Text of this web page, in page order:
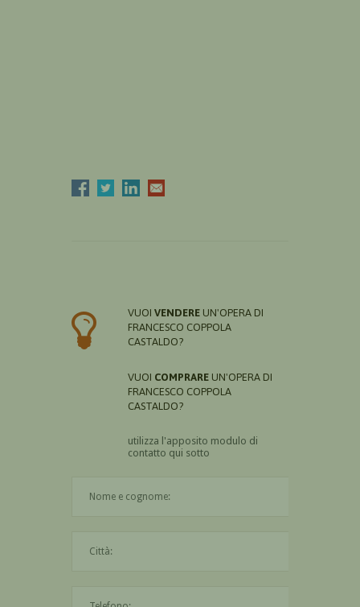
VUOI VENDERE UN'OPERA DI
FRANCESCO COPPOLA
CASTALDO?
VUOI COMPRARE UN'OPERA DI
FRANCESCO COPPOLA
CASTALDO?
utilizza l'apposito modulo di
contatto qui sotto